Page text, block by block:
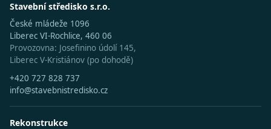
Stavební středisko s.r.o.
České mládeže 1096
Liberec VI-Rochlice, 460 06
Provozovna: Josefinino údolí 145,
Liberec V-Kristiánov (po dohodě)
+420 727 828 737
info@stavebnistredisko.cz
Rekonstrukce